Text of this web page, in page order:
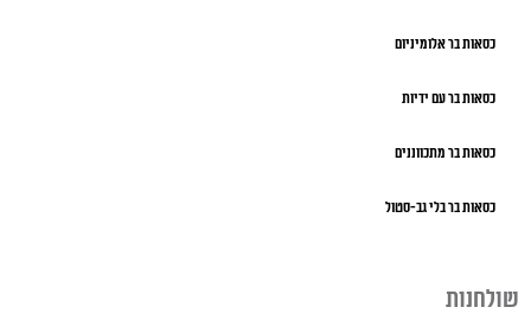
כסאות בר אלומיניום
כסאות בר עם ידיות
כסאות בר מתכווננים
כסאות בר בלי גב-סטול
שולחנות